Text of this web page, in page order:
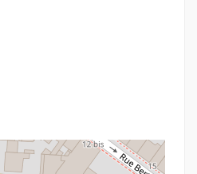
l'handicap Moteur